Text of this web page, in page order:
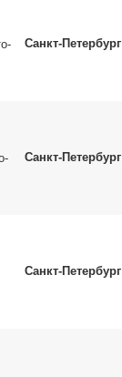
Санкт-Петербург
Санкт-Петербург
Санкт-Петербург